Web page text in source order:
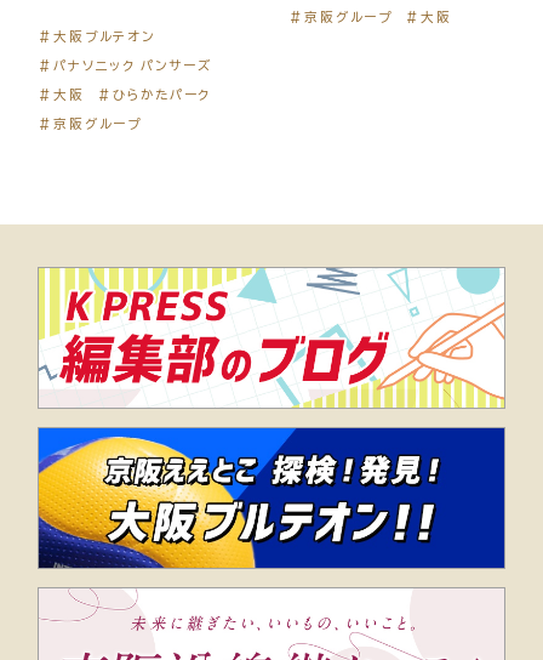
＃大阪ブルテオン
＃パナソニック パンサーズ
＃大阪
＃ひらかたパーク
＃京阪グループ
＃京阪グループ
＃大阪